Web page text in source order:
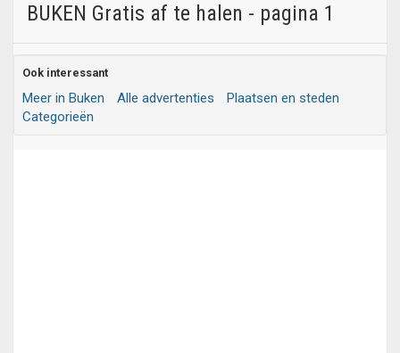
BUKEN Gratis af te halen - pagina 1
Ook interessant
Meer in Buken Alle advertenties
Plaatsen en steden
Categorieën